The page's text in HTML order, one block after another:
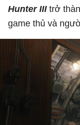
Hunter IIItrở
game thủ và